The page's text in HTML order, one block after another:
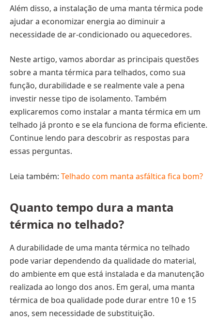
Além disso, a instalação de uma manta térmica pode
ajudar a economizar energia ao diminuir a
necessidade de ar-condicionado ou aquecedores.
Neste artigo, vamos abordar as principais questões
sobre a manta térmica para telhados, como sua
função, durabilidade e se realmente vale a pena
investir nesse tipo de isolamento. Também
explicaremos como instalar a manta térmica em um
telhado já pronto e se ela funciona de forma eficiente.
Continue lendo para descobrir as respostas para
essas perguntas.
Leia também: Telhado com manta asfáltica fica bom?
Quanto tempo dura a manta
térmica no telhado?
A durabilidade de uma manta térmica no telhado
pode variar dependendo da qualidade do material,
do ambiente em que está instalada e da manutenção
realizada ao longo dos anos. Em geral, uma manta
térmica de boa qualidade pode durar entre 10 e 15
anos, sem necessidade de substituição.